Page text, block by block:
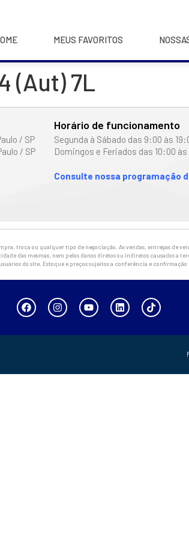
MEUS FAVORITOS
(Aut) 7L
/ SP
/ SP
Horário de funcionamento
Segunda à Sábado das 9:00 às
Domingos e Feriados das 10:00 às
Consulte nossa programação
troca ou qualquer tipo de negociação. As vendas, entregas de
das mesmas, nem pelos danos diretos ou indiretos causados a
do site. Estoque e preços sujeitos a conferência e